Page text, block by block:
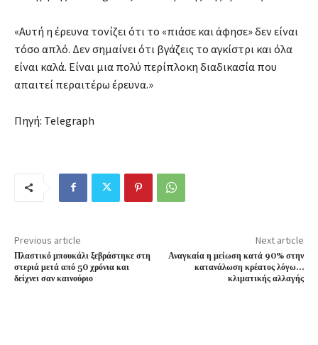
«Αυτή η έρευνα τονίζει ότι το «πιάσε και άφησε» δεν είναι
τόσο απλό. Δεν σημαίνει ότι βγάζεις το αγκίστρι και όλα
είναι καλά. Είναι μια πολύ περίπλοκη διαδικασία που
απαιτεί περαιτέρω έρευνα.»
Πηγή: Telegraph
Previous article
Πλαστικό μπουκάλι ξεβράστηκε στη
στεριά μετά από 50 χρόνια και
δείχνει σαν καινούριο
Next article
Αναγκαία η μείωση κατά 90% στην
κατανάλωση κρέατος λόγω…
κλιματικής αλλαγής